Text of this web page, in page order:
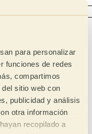
para personalizar
funciones de redes
compartimos
sitio web con
publicidad y análisis
otra información
recopilado a